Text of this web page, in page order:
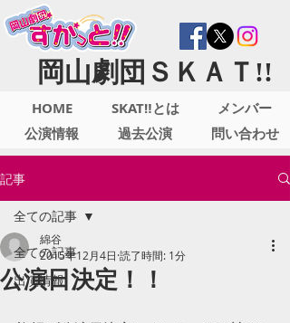
岡山劇団ＳＫＡＴ!!
HOME
公演情報
SKAT‼とは
過去公演
メンバー
問い合わせ
記事
全ての記事
出演情報
全ての記事
公演日決定！！
綿谷
2015年12月4日 読了時間: 1分